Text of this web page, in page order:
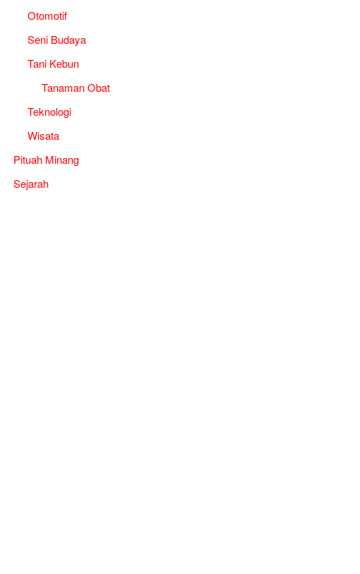
Otomotif
Seni Budaya
Tani Kebun
Tanaman Obat
Teknologi
Wisata
Pituah Minang
Sejarah